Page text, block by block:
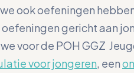
ook oefeningen
oefeningen gericht aan
voor de POH GGZ
voor jongeren, een